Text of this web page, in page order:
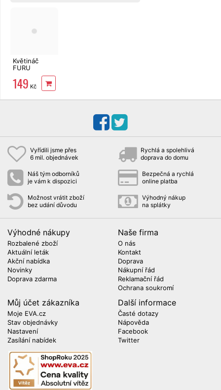
Květináč
FURU
antracit 29cm
149 Kč
Vyřídili jsme přes
6 mil. objednávek
Rychlá a spolehlivá
doprava do domu
Náš tým odborníků
je vám k dispozici
Bezpečná a rychlá
online platba
Možnost vrátit zboží
bez udání důvodu
Výhodný nákup
na splátky
Výhodné nákupy
Rozbalené zboží
Aktuální leták
Akční nabídka
Novinky
Doprava zdarma
Naše firma
O nás
Kontakt
Doprava
Nákupní řád
Reklamační řád
Ochrana soukromí
Můj účet zákazníka
Moje EVA.cz
Stav objednávky
Nastavení
Zasílání nabídek
Další informace
Časté dotazy
Nápověda
Facebook
Twitter